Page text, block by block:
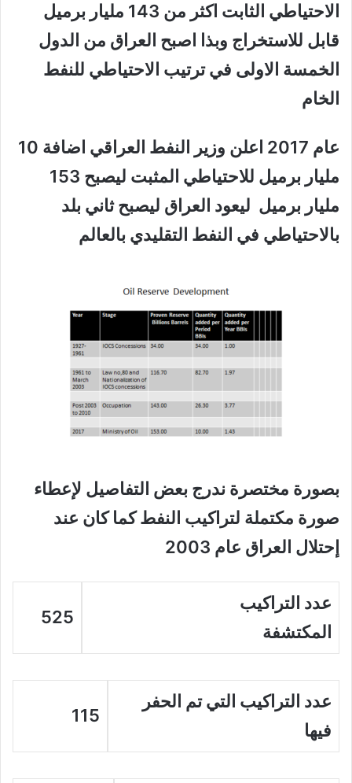
الاحتياطي الثابت اكثر من 143 مليار برميل
قابل للاستخراج وبذا اصبح العراق من الدول
الخمسة الاولى في ترتيب الاحتياطي للنفط
الخام
عام 2017 اعلن وزير النفط العراقي اضافة 10
مليار برميل للاحتياطي المثبت ليصبح 153
مليار برميل ليعود العراق ليصبح ثاني بلد
بالاحتياطي في النفط التقليدي بالعالم
بصورة مختصرة ندرج بعض التفاصيل لإعطاء
صورة مكتملة لتراكيب النفط كما كان عند
إحتلال العراق عام 2003
عدد التراكيب
المكتشفة
525
عدد التراكيب التي تم الحفر
فيها
115